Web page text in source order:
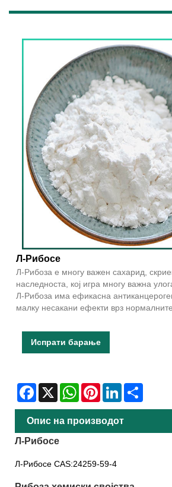
Л-Рибосе
Л-Рибоза е многу важен сахарид,
наследноста, кој игра многу важна
Л-Рибоза има ефикасна
малку несакани ефекти врз нормалните
Испрати барање
Facebook
X WhatsAppPinterestLinkedIn
Опис на производот
Л-Рибосе
Л-Рибосе CAS:24259-59-4